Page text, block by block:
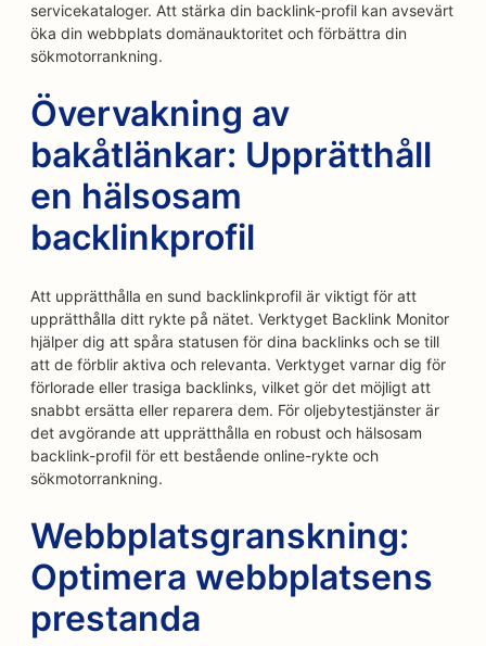
servicekataloger. Att stärka din backlink-profil kan avsevärt
öka din webbplats domänauktoritet och förbättra din
sökmotorrankning.
Övervakning av
bakåtlänkar: Upprätthåll
en hälsosam
backlinkprofil
Att upprätthålla en sund backlinkprofil är viktigt för att
upprätthålla ditt rykte på nätet. Verktyget Backlink Monitor
hjälper dig att spåra statusen för dina backlinks och se till
att de förblir aktiva och relevanta. Verktyget varnar dig för
förlorade eller trasiga backlinks, vilket gör det möjligt att
snabbt ersätta eller reparera dem. För oljebytestjänster är
det avgörande att upprätthålla en robust och hälsosam
backlink-profil för ett bestående online-rykte och
sökmotorrankning.
Webbplatsgranskning:
Optimera webbplatsens
prestanda